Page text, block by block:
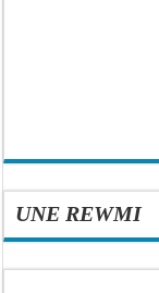
UNE REWMI